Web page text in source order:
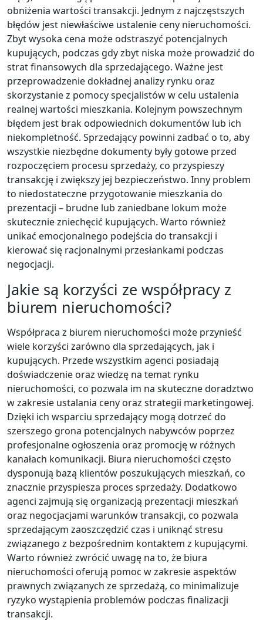
obniżenia wartości transakcji. Jednym z najczęstszych
błędów jest niewłaściwe ustalenie ceny nieruchomości.
Zbyt wysoka cena może odstraszyć potencjalnych
kupujących, podczas gdy zbyt niska może prowadzić do
strat finansowych dla sprzedającego. Ważne jest
przeprowadzenie dokładnej analizy rynku oraz
skorzystanie z pomocy specjalistów w celu ustalenia
realnej wartości mieszkania. Kolejnym powszechnym
błędem jest brak odpowiednich dokumentów lub ich
niekompletność. Sprzedający powinni zadbać o to, aby
wszystkie niezbędne dokumenty były gotowe przed
rozpoczęciem procesu sprzedaży, co przyspieszy
transakcję i zwiększy jej bezpieczeństwo. Inny problem
to niedostateczne przygotowanie mieszkania do
prezentacji – brudne lub zaniedbane lokum może
skutecznie zniechęcić kupujących. Warto również
unikać emocjonalnego podejścia do transakcji i
kierować się racjonalnymi przesłankami podczas
negocjacji.
Jakie są korzyści ze współpracy z
biurem nieruchomości?
Współpraca z biurem nieruchomości może przynieść
wiele korzyści zarówno dla sprzedających, jak i
kupujących. Przede wszystkim agenci posiadają
doświadczenie oraz wiedzę na temat rynku
nieruchomości, co pozwala im na skuteczne doradztwo
w zakresie ustalania ceny oraz strategii marketingowej.
Dzięki ich wsparciu sprzedający mogą dotrzeć do
szerszego grona potencjalnych nabywców poprzez
profesjonalne ogłoszenia oraz promocję w różnych
kanałach komunikacji. Biura nieruchomości często
dysponują bazą klientów poszukujących mieszkań, co
znacznie przyspiesza proces sprzedaży. Dodatkowo
agenci zajmują się organizacją prezentacji mieszkań
oraz negocjacjami warunków transakcji, co pozwala
sprzedającym zaoszczędzić czas i uniknąć stresu
związanego z bezpośrednim kontaktem z kupującymi.
Warto również zwrócić uwagę na to, że biura
nieruchomości oferują pomoc w zakresie aspektów
prawnych związanych ze sprzedażą, co minimalizuje
ryzyko wystąpienia problemów podczas finalizacji
transakcji.